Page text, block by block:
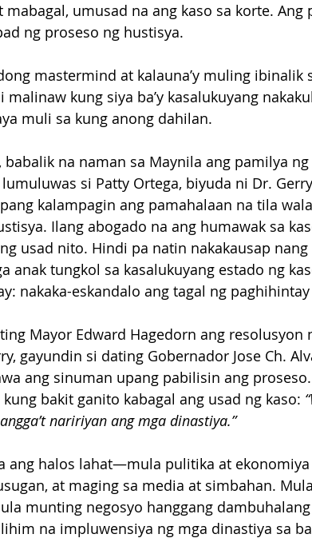
mabagal, umusad na ang kaso sa korte. Ang
ng proseso ng hustisya.
mastermind at kalauna’y muling ibinalik
malinaw kung siya ba’y kasalukuyang
muli sa kung anong dahilan.
babalik na naman sa Maynila ang pamilya
si Patty Ortega, biyuda ni Dr.
kalampagin ang pamahalaan na tila
Ilang abogado na ang humawak sa
usad nito. Hindi pa natin nakakausap
anak tungkol sa kasalukuyang estado ng
nakaka-eskandalo ang tagal ng
Mayor Edward Hagedorn ang resolusyon
gayundin si dating Gobernador Jose Ch.
ang sinuman upang pabilisin ang
bakit ganito kabagal ang usad ng kaso:
naririyan ang mga dinastiya.”
ang halos lahat—mula pulitika at
at maging sa media at simbahan.
munting negosyo hanggang
na impluwensiya ng mga dinastiya sa